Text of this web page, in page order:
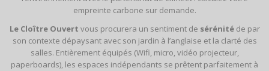
empreinte carbone sur demande.
Le Cloître Ouvert vous procurera un sentiment de sérénitéde par
son contexte dépaysant avec son jardin à l’anglaise et la clarté des
salles. Entièrement équipés (Wifi, micro, vidéo projecteur,
paperboards), les espaces indépendants se prêtent parfaitement à